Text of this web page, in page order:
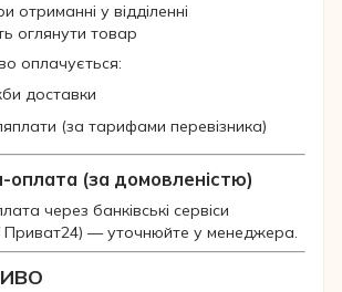
отриманні у відділенні
оглянути товар
оплачується:
доставки
(за тарифами перевізника)
оплата (за домовленістю)
через банківські сервіси
Приват24) — уточнюйте у менеджера.